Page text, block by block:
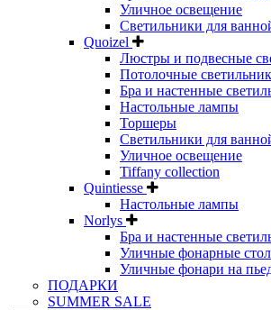
Уличное освещение
Светильники для
Quoizel
Люстры и подвесные
Потолочные
Бра и настенные
Настольные лампы
Торшеры
Светильники для
Уличное освещение
Tiffany collection
Quintiesse
Настольные лампы
Norlys
Бра и настенные
Уличные фонарные
Уличные фонари на
ПОДАРКИ
SUMMER SALE